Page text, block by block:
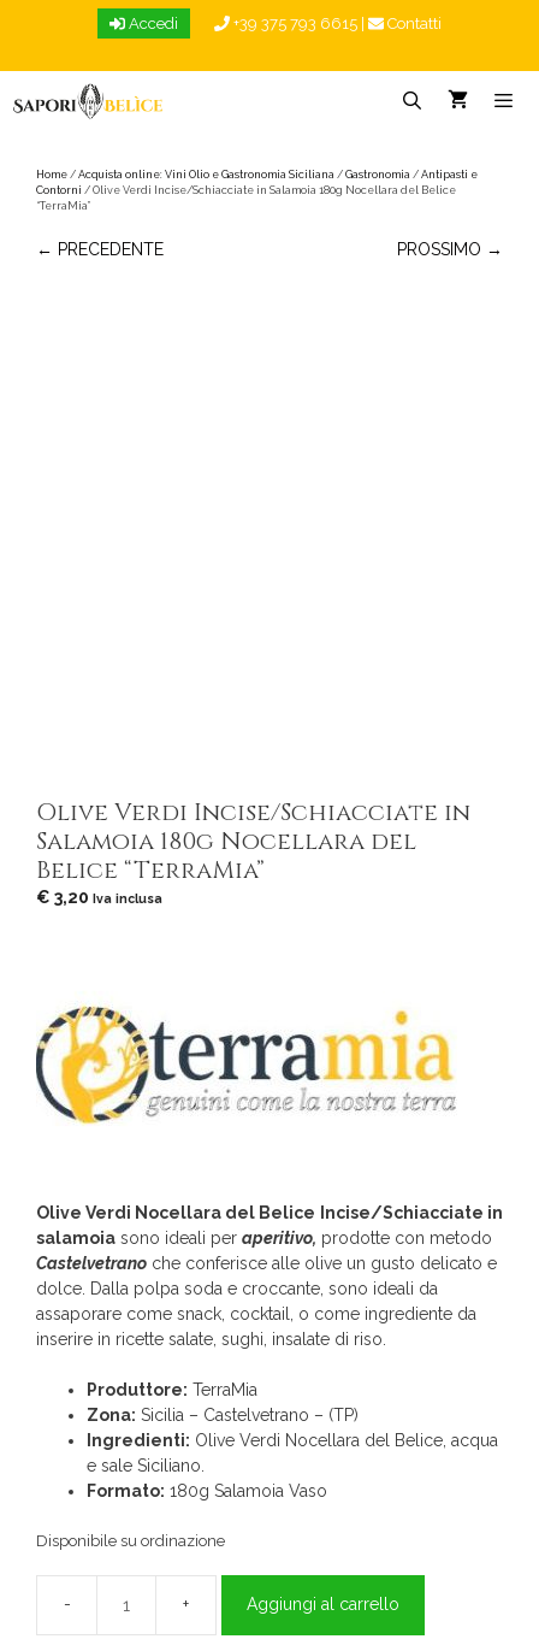
Accedi +39 375 793 6615 Contatti
Home / Acquista online: Vini Olio e Gastronomia Siciliana / Gastronomia / Antipasti e
Contorni / Olive Verdi Incise/Schiacciate in Salamoia 180g Nocellara del Belice
“TerraMia”
← PRECEDENTE PROSSIMO →
Olive Verdi Incise/Schiacciate in
Salamoia 180g Nocellara del
Belice “TerraMia”
€ 3,20 Iva inclusa
Olive Verdi Nocellara del Belice Incise/Schiacciate in
salamoia sono ideali per aperitivo, prodotte con metodo
Castelvetrano che conferisce alle olive un gusto delicato e
dolce. Dalla polpa soda e croccante, sono ideali da
assaporare come snack, cocktail, o come ingrediente da
inserire in ricette salate, sughi, insalate di riso.
Produttore: TerraMia
Zona: Sicilia – Castelvetrano – (TP)
Ingredienti: Olive Verdi Nocellara del Belice, acqua
e sale Siciliano.
Formato: 180g Salamoia Vaso
Disponibile su ordinazione
Olive
Verdi
Aggiungi al carrello